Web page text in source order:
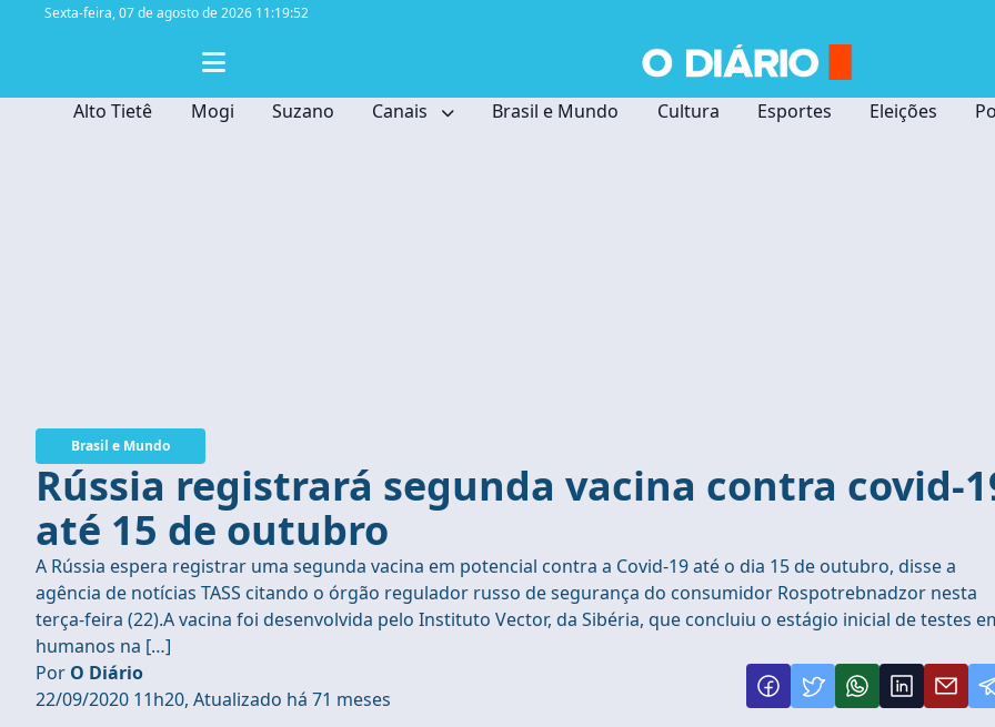
Sexta-feira,07 de agosto de 2026 11:19:53
Alto Tietê Mogi Suzano Canais Brasil e Mundo Cultura Esportes Eleições
Brasil e Mundo
Rússia registrará segunda vacina contra covid-
até 15 de outubro
A Rússia espera registrar uma segunda vacina em potencial contra a Covid-19 até o dia 15 de outubro, disse a
agência de notícias TASS citando o órgão regulador russo de segurança do consumidor Rospotrebnadzor nesta
terça-feira (22).A vacina foi desenvolvida pelo Instituto Vector, da Sibéria, que concluiu o estágio inicial de testes
humanos na […]
Por O Diário
22/09/2020 11h20, Atualizado há 71 meses